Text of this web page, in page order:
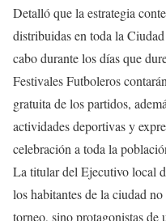
Detalló que la estrategia
distribuidas en toda la
cabo durante los días que
Festivales Futboleros
gratuita de los partidos,
actividades deportivas y
celebración a toda la
La titular del Ejecutivo local
los habitantes de la ciudad
torneo, sino protagonistas de